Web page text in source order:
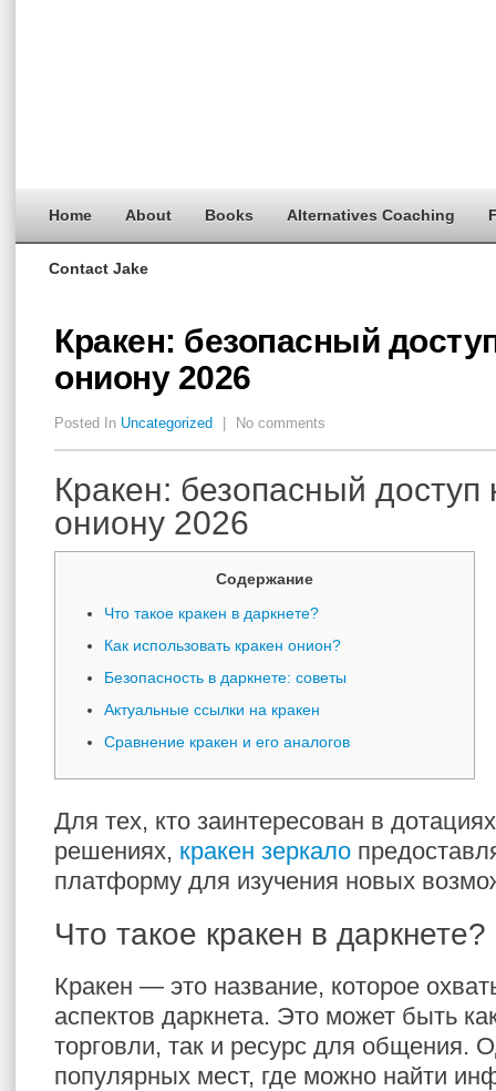
Home About Books Alternatives Coaching
Contact Jake
Кракен: безопасный
ониону 2026
Posted In Uncategorized No comments
Кракен: безопасный доступ
ониону 2026
Содержание
Что такое кракен в даркнете?
Как использовать кракен онион?
Безопасность в даркнете: советы
Актуальные ссылки на кракен
Сравнение кракен и его аналогов
Для тех, кто заинтересован в
решениях, кракен зеркало
платформу для изучения новых
Что такое кракен в даркнете?
Кракен — это название, которое
аспектов даркнета. Это может быть
торговли, так и ресурс для общения.
популярных мест, где можно найти